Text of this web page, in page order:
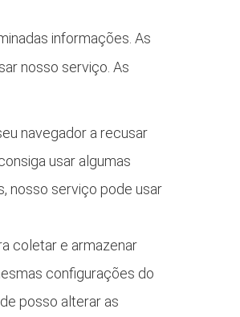
informações. As
nosso serviço. As
navegador a recusar
usar algumas
nosso serviço pode usar
coletar e armazenar
configurações do
posso alterar as